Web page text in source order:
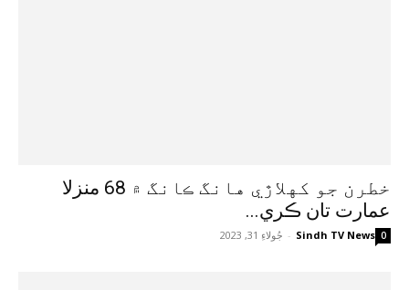
خطرن جو کهلاڙي هانگ ڪانگ ۾ 68 منزلا
عمارت تان ڪري...
Sindh TV News
- جُولاءِ 31, 2023 0